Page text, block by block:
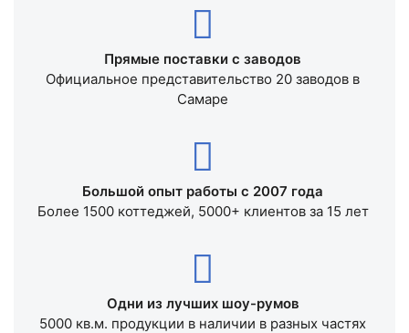
Прямые поставки с заводов
Официальное представительство 20 заводов в
Самаре
Большой опыт работы с 2007 года
Более 1500 коттеджей, 5000+ клиентов за 15 лет
Одни из лучших шоу-румов
5000 кв.м. продукции в наличии в разных частях